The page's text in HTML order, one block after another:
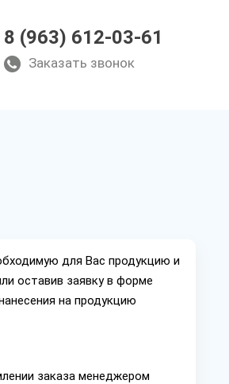
8 (963) 612-03-61
Заказать звонок
для Вас продукцию и
оставив заявку в форме
на продукцию
заказа менеджером